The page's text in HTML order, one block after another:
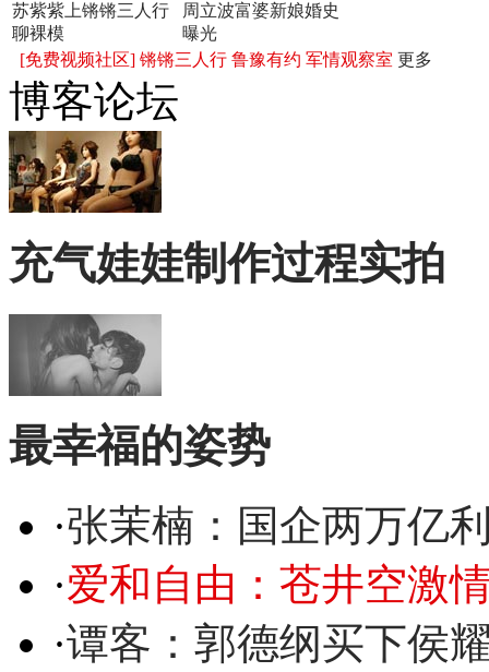
苏紫紫上锵锵三人行
聊裸模
周立波富婆新娘婚史
曝光
[免费视频社区] 锵锵三人行 鲁豫有约 军情观察室 更多
博客论坛
充气娃娃制作过程实拍
最幸福的姿势
·张茉楠：国企两万亿
·爱和自由：苍井空激
·谭客：郭德纲买下侯